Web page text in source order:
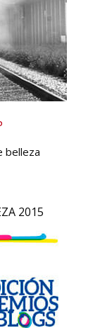
belleza
2015